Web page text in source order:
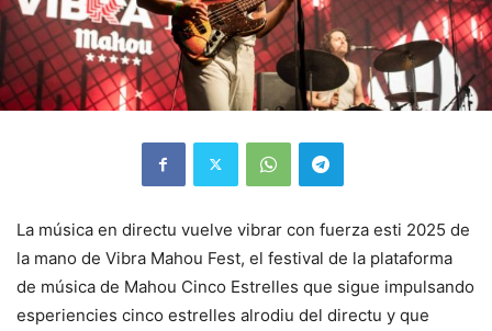
La música en directu vuelve vibrar con fuerza esti 2025 de
la mano de Vibra Mahou Fest, el festival de la plataforma
de música de Mahou Cinco Estrelles que sigue impulsando
esperiencies cinco estrelles alrodiu del directu y que